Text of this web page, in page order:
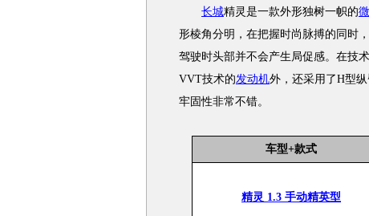
长城精灵是一款外形独树一帜的
形棱角分明，在把握时尚脉搏的同时
驾驶时头部并不会产生局促感。在技
VVT技术的发动机外，还采用了H型
牢固性非常不错。
车型+款式
精灵 1.3 手动精英型